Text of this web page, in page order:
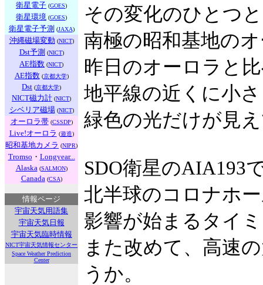
衛星電子 (GOES)
衛星環境 (GOES)
衛星電子予測 (JAXA)
沖縄磁場変動 (NICT)
Dst予測 (NICT)
AE指数 (NICT)
AE指数(京都大学)
Dst (京都大学)
NICT磁力計 (NICT)
シベリア磁場(NICT)
オーロラ帯(CSSDP)
Live!オーロラ (遊造)
昭和基地カメラ (NIPR)
Tromso ・ Longyear...
Alaska (SALMON)
Canada (CSA)
情報ページ
宇宙天気用語集
宇宙天気日報
宇宙天気臨時情報
NICT宇宙天気情報センター
Space Weather Prediction
Center
その変化のひとつ
南極の昭和基地の
昨日のオーロラと
地平線の近くに小
緑色の光だけが見
SDO衛星のAIA193
北半球のコロナホ
影響が始まるタイ
また改めて、高速
うか。